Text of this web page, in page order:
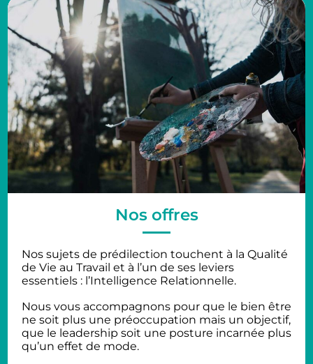
Nos offres
Nos sujets de prédilection touchent à la Qualité
de Vie au Travail et à l’un de ses leviers
essentiels : l’Intelligence Relationnelle.
Nous vous accompagnons pour que le bien être
ne soit plus une préoccupation mais un objectif,
que le leadership soit une posture incarnée plus
qu’un effet de mode.